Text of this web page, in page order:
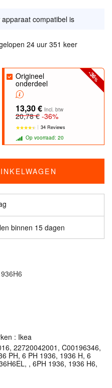
compatibel is
24 uur 351 keer
-36
%
Origineel
onderdeel
13,30 € Incl. btw
20,78 € -36%
★★★★★
★★★★★
34 Reviews
Op voorraad: 20
binnen 15 dagen
: Ikea
22720042001, C00196346,
PH, 6 PH 1936, 1936 H, 6
, 6PH 1936, 1936 H6,